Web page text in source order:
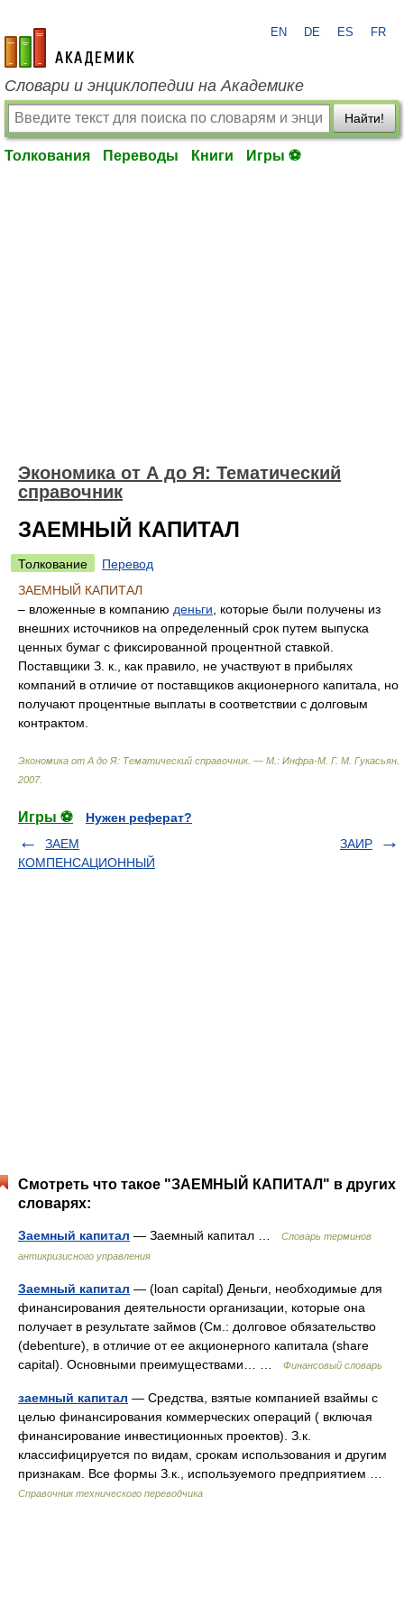
academic.ru
EN DE ES FR
Словари и энциклопедии на Академике
Найти!
Толкования Переводы Книги Игры ⚽
Экономика от А до Я: Тематический
справочник
ЗАЕМНЫЙ КАПИТАЛ
Толкование
Перевод
ЗАЕМНЫЙ КАПИТАЛ
– вложенные в компанию деньги , которые были получены из
внешних источников на определенный срок путем выпуска
ценных бумаг с фиксированной процентной ставкой.
Поставщики З. к., как правило, не участвуют в прибылях
компаний в отличие от поставщиков акционерного капитала, но
получают процентные выплаты в соответствии с долговым
контрактом.
Экономика от А до Я: Тематический справочник. — М.: Инфра-М Г. М. Гукасьян
2007.
Игры ⚽
Нужен реферат?
ЗАЕМ
КОМПЕНСАЦИОННЫЙ
ЗАИР
Смотреть что такое "ЗАЕМНЫЙ КАПИТАЛ" в других
словарях:
Заемный капитал — Заемный капитал …
Словарь терминов
антикризисного управления
Заемный капитал — (loan capital) Деньги, необходимые для
финансирования деятельности организации, которые она
получает в результате займов (См.: долговое обязательство
(debenture), в отличие от ее акционерного капитала (share
capital). Основными преимуществами… …
Финансовый словарь
заемный капитал — Средства, взятые компанией взаймы с
целью финансирования коммерческих операций ( включая
финансирование инвестиционных проектов). З.к.
классифицируется по видам, срокам использования и другим
признакам. Все формы З.к., используемого предприятием …
Справочник технического переводчика